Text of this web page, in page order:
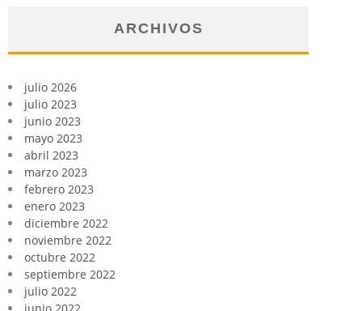
ARCHIVOS
julio 2026
julio 2023
junio 2023
mayo 2023
abril 2023
marzo 2023
febrero 2023
enero 2023
diciembre 2022
noviembre 2022
octubre 2022
septiembre 2022
julio 2022